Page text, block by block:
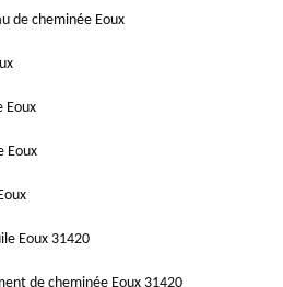
de cheminée Eoux
Eoux
Eoux
Eoux 31420
de cheminée Eoux 31420